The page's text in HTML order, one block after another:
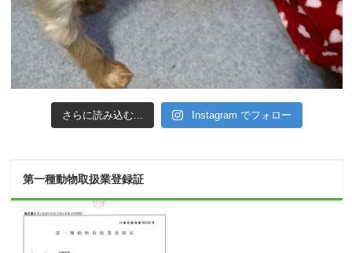
さらに読み込む... Instagram でフォロー
第一種動物取扱業登録証